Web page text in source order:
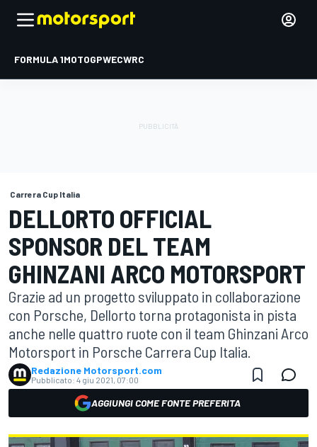
FORMULA 1MOTOGPWECWRC
Carrera Cup Italia
DELLORTO OFFICIAL
SPONSOR DEL TEAM
GHINZANI ARCO MOTORSPORT
Grazie ad un progetto sviluppato in collaborazione
con Porsche, Dellorto torna protagonista in pista
anche nelle quattro ruote con il team Ghinzani Arco
Motorsport in Porsche Carrera Cup Italia.
Redazione Motorsport.com
Pubblicato: 4 giu 2021, 07:00
AGGIUNGI COME FONTE PREFERITA